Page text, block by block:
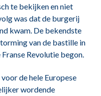
te bekijken en niet
was dat de burgerij
kwam. De bekendste
van de bastille in
Revolutie begon.
de hele Europese
wordende